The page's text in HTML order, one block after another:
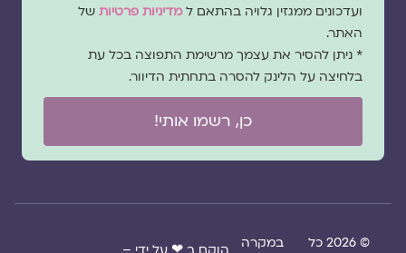
ועדכונים ממגזין גלויה בהתאם ל מדיניות פרטיותשל
האתר.
* ניתן להסיר את עצמך מרשימת התפוצה בכל עת
בלחיצה על הלינק להסרה בתחתית הדיוור.
כן, רשמו אותי!
© 2026 כל במקרה